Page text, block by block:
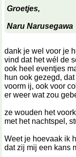
Groetjes,
Naru Narusegawa
dank je wel voor je
vind dat het wél de
ook heel eventjes
hun ook gezegd,
voorm ij, ook voor
er weer wat zou
ze wouden het
met het nachtspel,
Weet je hoevaak ik
dat zij mij een kans